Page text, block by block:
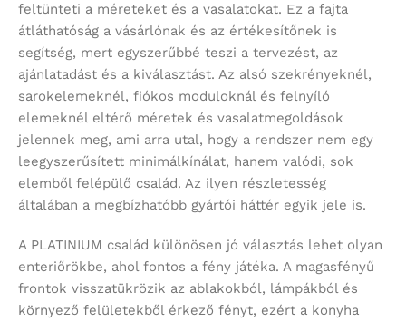
feltünteti a méreteket és a vasalatokat. Ez a fajta
átláthatóság a vásárlónak és az értékesítőnek is
segítség, mert egyszerűbbé teszi a tervezést, az
ajánlatadást és a kiválasztást. Az alsó szekrényeknél,
sarokelemeknél, fiókos moduloknál és felnyíló
elemeknél eltérő méretek és vasalatmegoldások
jelennek meg, ami arra utal, hogy a rendszer nem egy
leegyszerűsített minimálkínálat, hanem valódi, sok
elemből felépülő család. Az ilyen részletesség
általában a megbízhatóbb gyártói háttér egyik jele is.
A PLATINIUM család különösen jó választás lehet olyan
enteriőrökbe, ahol fontos a fény játéka. A magasfényű
frontok visszatükrözik az ablakokból, lámpákból és
környező felületekből érkező fényt, ezért a konyha